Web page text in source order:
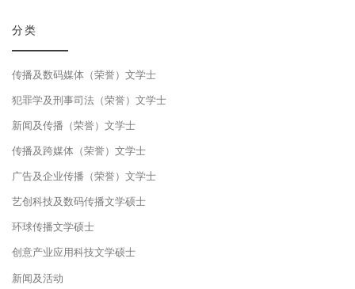
分类
传播及数码媒体（荣誉）文学士
犯罪学及刑事司法（荣誉）文学士
新闻及传播（荣誉）文学士
传播及跨媒体（荣誉）文学士
广告及企业传播（荣誉）文学士
艺创科技及数码传播文学硕士
环球传播文学硕士
创意产业应用科技文学硕士
新闻及活动